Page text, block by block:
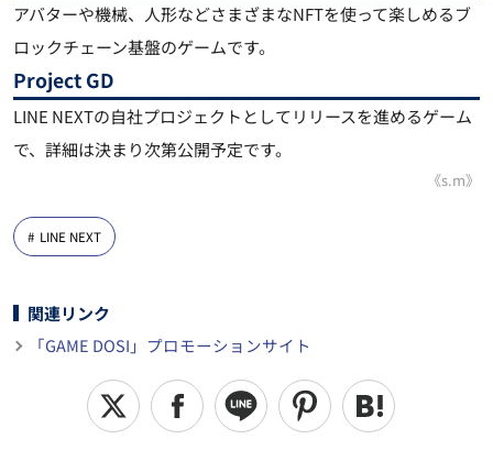
アバターや機械、人形などさまざまなNFTを使って楽しめるブ
ロックチェーン基盤のゲームです。
Project GD
LINE NEXTの自社プロジェクトとしてリリースを進めるゲーム
で、詳細は決まり次第公開予定です。
《s.m》
LINE NEXT
関連リンク
「GAME DOSI」プロモーションサイト